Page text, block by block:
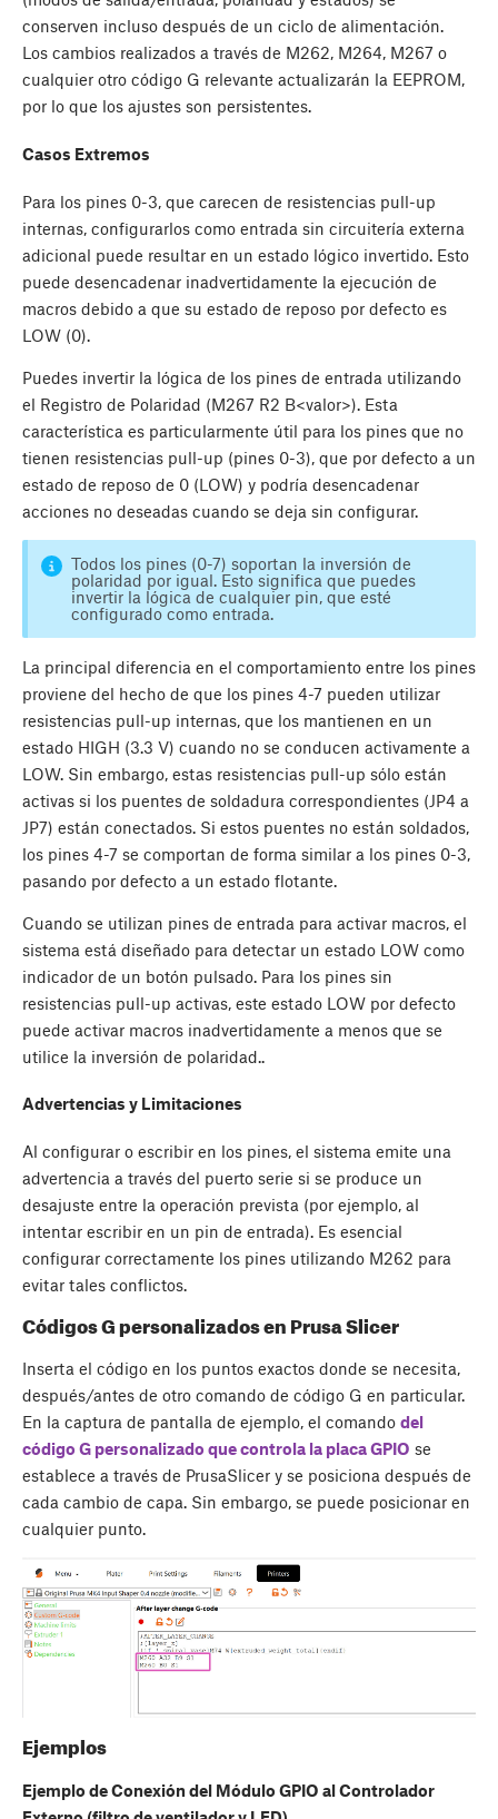
conserven incluso después de un ciclo de alimentación.
Los cambios realizados a través de M262, M264, M267 o
cualquier otro código G relevante actualizarán la EEPROM,
por lo que los ajustes son persistentes.
Casos Extremos
Para los pines 0-3, que carecen de resistencias pull-up
internas, configurarlos como entrada sin circuitería externa
adicional puede resultar en un estado lógico invertido. Esto
puede desencadenar inadvertidamente la ejecución de
macros debido a que su estado de reposo por defecto es
LOW (0).
Puedes invertir la lógica de los pines de entrada utilizando
el Registro de Polaridad (M267 R2 B<valor>). Esta
característica es particularmente útil para los pines que no
tienen resistencias pull-up (pines 0-3), que por defecto a un
estado de reposo de 0 (LOW) y podría desencadenar
acciones no deseadas cuando se deja sin configurar.
Todos los pines (0-7) soportan la inversión de
polaridad por igual. Esto significa que puedes
invertir la lógica de cualquier pin, que esté
configurado como entrada.
La principal diferencia en el comportamiento entre los pines
proviene del hecho de que los pines 4-7 pueden utilizar
resistencias pull-up internas, que los mantienen en un
estado HIGH (3.3 V) cuando no se conducen activamente a
LOW. Sin embargo, estas resistencias pull-up sólo están
activas si los puentes de soldadura correspondientes (JP4 a
JP7) están conectados. Si estos puentes no están soldados,
los pines 4-7 se comportan de forma similar a los pines 0-3,
pasando por defecto a un estado flotante.
Cuando se utilizan pines de entrada para activar macros, el
sistema está diseñado para detectar un estado LOW como
indicador de un botón pulsado. Para los pines sin
resistencias pull-up activas, este estado LOW por defecto
puede activar macros inadvertidamente a menos que se
utilice la inversión de polaridad..
Advertencias y Limitaciones
Al configurar o escribir en los pines, el sistema emite una
advertencia a través del puerto serie si se produce un
desajuste entre la operación prevista (por ejemplo, al
intentar escribir en un pin de entrada). Es esencial
configurar correctamente los pines utilizando M262 para
evitar tales conflictos.
Códigos G personalizados en Prusa Slicer
Inserta el código en los puntos exactos donde se necesita,
después/antes de otro comando de código G en particular.
En la captura de pantalla de ejemplo, el comando del
código G personalizado que controla la placa GPIO se
establece a través de PrusaSlicer y se posiciona después de
cada cambio de capa. Sin embargo, se puede posicionar en
cualquier punto.
Ejemplos
Ejemplo de Conexión del Módulo GPIO al Controlador